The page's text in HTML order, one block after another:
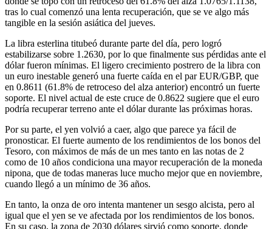
tras lo cual comenzó una lenta recuperación, que se ve algo más
tangible en la sesión asiática del jueves.
La libra esterlina titubeó durante parte del día, pero logró
estabilizarse sobre 1.2630, por lo que finalmente sus pérdidas ante el
dólar fueron mínimas. El ligero crecimiento postrero de la libra con
un euro inestable generó una fuerte caída en el par EUR/GBP, que
en 0.8611 (61.8% de retroceso del alza anterior) encontró un fuerte
soporte. El nivel actual de este cruce de 0.8622 sugiere que el euro
podría recuperar terreno ante el dólar durante las próximas horas.
Por su parte, el yen volvió a caer, algo que parece ya fácil de
pronosticar. El fuerte aumento de los rendimientos de los bonos del
Tesoro, con máximos de más de un mes tanto en las notas de 2
como de 10 años condiciona una mayor recuperación de la moneda
nipona, que de todas maneras luce mucho mejor que en noviembre,
cuando llegó a un mínimo de 36 años.
En tanto, la onza de oro intenta mantener un sesgo alcista, pero al
igual que el yen se ve afectada por los rendimientos de los bonos.
En su caso, la zona de 2030 dólares sirvió como soporte, donde